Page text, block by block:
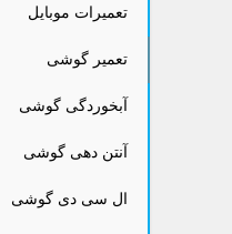
تعمیرات موبایل
تعمیر گوشی
آبخوردگی گوشی
آنتن دهی گوشی
ال سی دی گوشی